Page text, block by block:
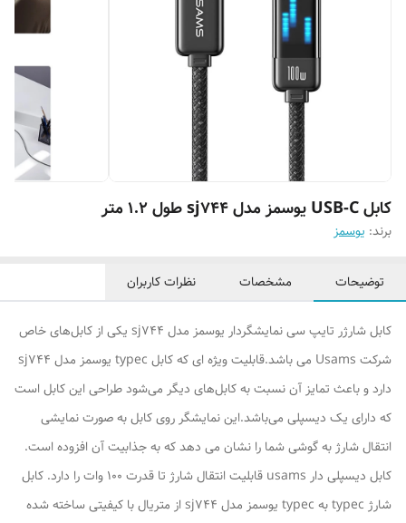
کابل USB-C یوسمز مدل sj744 طول 1.2 متر
برند: یوسمز
توضیحات مشخصات نظرات کاربران
کابل شارژر تایپ سی نمایشگردار یوسمز مدل sj744 یکی از کابل‌های خاص
شرکت Usams می باشد.قابلیت ویژه ای که کابل typec یوسمز مدل sj744
دارد و باعث تمایز آن نسبت به کابل‌های دیگر می‌شود طراحی این کابل است
که دارای یک دیسپلی می‌باشد.این نمایشگر روی کابل به صورت نمایشی
انتقال شارژ به گوشی شما را نشان می دهد که به جذابیت آن افزوده است.
کابل دیسپلی دار usams قابلیت انتقال شارژ تا قدرت 100 وات را دارد. کابل
شارژ typec به typec یوسمز مدل sj744 از متریال با کیفیتی ساخته شده